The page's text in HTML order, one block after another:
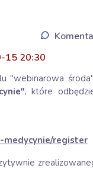
15 20:30
"webinarowa
, które
register